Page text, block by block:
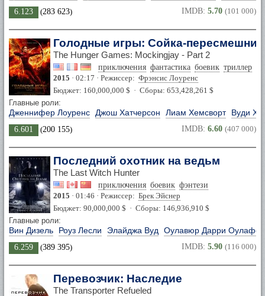
6.123 (283 623) IMDB: 5.70 (101 000)
Голодные игры: Сойка-
The Hunger Games: Mockingjay - Part 2
приключения фантастика боевик триллер
2015 · 02:17 · Режиссер: Фрэнсис Лоуренс
Бюджет: 160,000,000 $ · Сборы: 653,428,261 $
Главные роли:
Дженнифер Лоуренс Джош Хатчерсон Лиам Хемсворт Вуди
6.601 (200 155) IMDB: 6.60 (407 000)
Последний охотник на ведьм
The Last Witch Hunter
приключения боевик фэнтези
2015 · 01:46 · Режиссер: Брек Эйснер
Бюджет: 90,000,000 $ · Сборы: 146,936,910 $
Главные роли:
Вин Дизель Роуз Лесли Элайджа Вуд Оулавюр Дарри
6.259 (389 395) IMDB: 5.90 (116 000)
Перевозчик: Наследие
The Transporter Refueled